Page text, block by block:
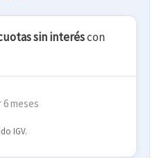
sin interéscon
6 meses
IGV.